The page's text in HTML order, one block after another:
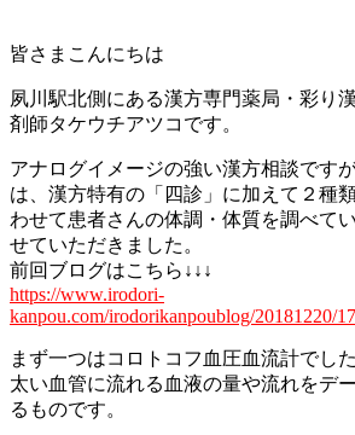
皆さまこんにちは
夙川駅北側にある漢方専門薬局・彩り
剤師タケウチアツコです。
アナログイメージの強い漢方相談です
は、漢方特有の「四診」に加えて２種
わせて患者さんの体調・体質を調べて
せていただきました。
前回ブログはこちら↓↓↓
https://www.irodori-
kanpou.com/irodorikanpoublog/20181220/
まず一つはコロトコフ血圧血流計でし
太い血管に流れる血液の量や流れをデ
るものです。